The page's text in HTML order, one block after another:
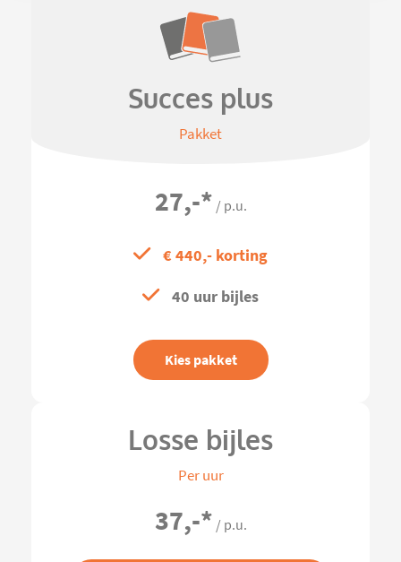
Succes plus
Pakket
27,-* / p.u.
€ 440,- korting
40 uur bijles
Kies pakket
Losse bijles
Per uur
37,-* / p.u.